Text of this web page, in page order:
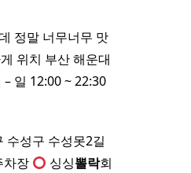
정말 너무너무 맛
위치 부산 해운대
– 일 12:00 ~ 22:30
수성구 수성못2길
차장 싱싱뽈락회